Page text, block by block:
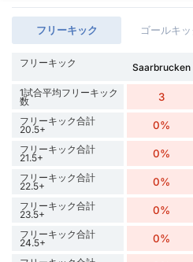
フリーキック ゴールキ
フリーキック Saarbrucken
1試合平均フリーキック
数 3
フリーキック合計
20.5+ 0%
フリーキック合計
21.5+ 0%
フリーキック合計
22.5+ 0%
フリーキック合計
23.5+ 0%
フリーキック合計
24.5+ 0%